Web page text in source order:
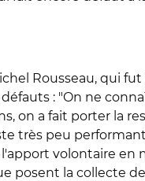
Rousseau, qui
: "On ne
on a fait porter la
très peu
volontaire
posent la collecte